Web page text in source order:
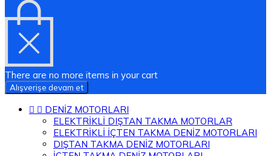
There are no more items in your cart
Alışverişe devam et
  DENİZ MOTORLARI
ELEKTRİKLİ DIŞTAN TAKMA MOTORLAR
ELEKTRİKLİ İÇTEN TAKMA DENİZ MOTORLARI
DIŞTAN TAKMA DENİZ MOTORLARI